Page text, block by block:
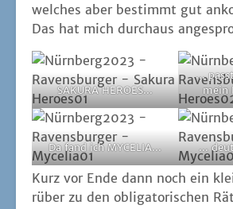
wel­ches aber bestimmt gut
Das hat mich durch­aus
SAKURA HEROES...
...
mein
Da fand ich MYCELIA... ...
Kurz vor Ende dann noch ein
rüber zu den obli­ga­to­ri­schen